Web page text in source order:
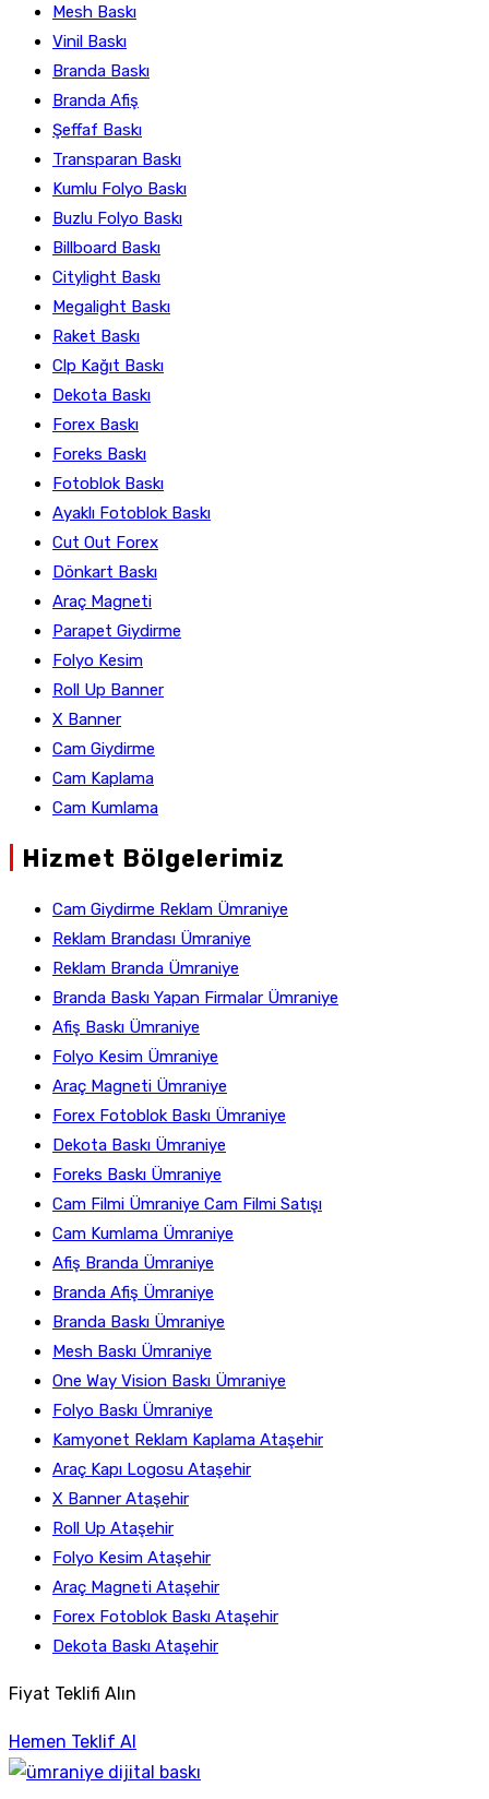
Mesh Baskı
Vinil Baskı
Branda Baskı
Branda Afiş
Şeffaf Baskı
Transparan Baskı
Kumlu Folyo Baskı
Buzlu Folyo Baskı
Billboard Baskı
Citylight Baskı
Megalight Baskı
Raket Baskı
Clp Kağıt Baskı
Dekota Baskı
Forex Baskı
Foreks Baskı
Fotoblok Baskı
Ayaklı Fotoblok Baskı
Cut Out Forex
Dönkart Baskı
Araç Magneti
Parapet Giydirme
Folyo Kesim
Roll Up Banner
X Banner
Cam Giydirme
Cam Kaplama
Cam Kumlama
Hizmet Bölgelerimiz
Cam Giydirme Reklam Ümraniye
Reklam Brandası Ümraniye
Reklam Branda Ümraniye
Branda Baskı Yapan Firmalar Ümraniye
Afiş Baskı Ümraniye
Folyo Kesim Ümraniye
Araç Magneti Ümraniye
Forex Fotoblok Baskı Ümraniye
Dekota Baskı Ümraniye
Foreks Baskı Ümraniye
Cam Filmi Ümraniye Cam Filmi Satışı
Cam Kumlama Ümraniye
Afiş Branda Ümraniye
Branda Afiş Ümraniye
Branda Baskı Ümraniye
Mesh Baskı Ümraniye
One Way Vision Baskı Ümraniye
Folyo Baskı Ümraniye
Kamyonet Reklam Kaplama Ataşehir
Araç Kapı Logosu Ataşehir
X Banner Ataşehir
Roll Up Ataşehir
Folyo Kesim Ataşehir
Araç Magneti Ataşehir
Forex Fotoblok Baskı Ataşehir
Dekota Baskı Ataşehir
Fiyat Teklifi Alın
Hemen Teklif Al